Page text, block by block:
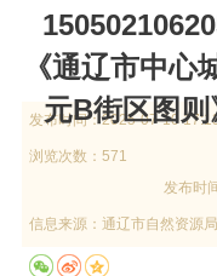
《通辽市中心
元B街区图
发布时间：2025-07-10
浏览次数：571
发布时
信息来源： 通辽市自然资源局